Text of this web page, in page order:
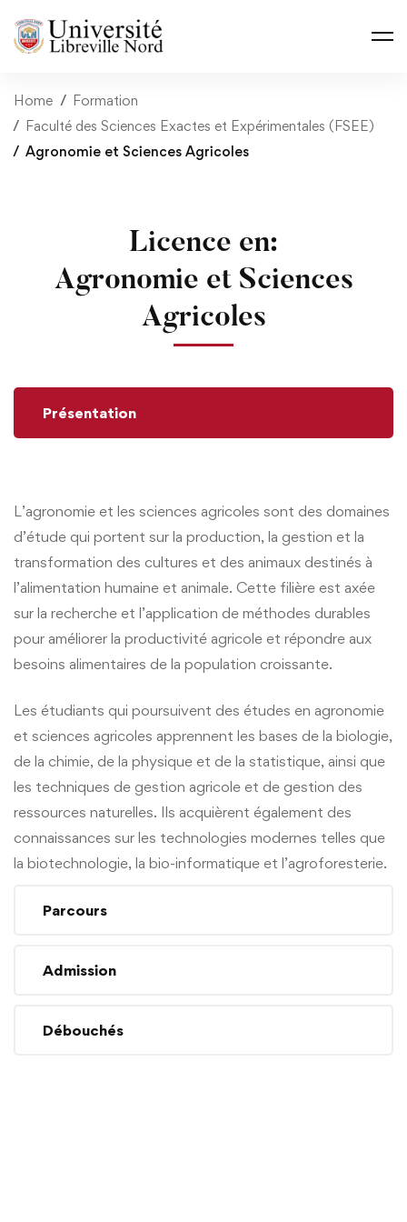
Home
Formation
Faculté des Sciences Exactes et Expérimentales (FSEE)
Agronomie et Sciences Agricoles
Licence en:
Agronomie et Sciences
Agricoles
Présentation
L’agronomie et les sciences agricoles sont des domaines
d’étude qui portent sur la production, la gestion et la
transformation des cultures et des animaux destinés à
l’alimentation humaine et animale. Cette filière est axée
sur la recherche et l’application de méthodes durables
pour améliorer la productivité agricole et répondre aux
besoins alimentaires de la population croissante.
Les étudiants qui poursuivent des études en agronomie
et sciences agricoles apprennent les bases de la biologie,
de la chimie, de la physique et de la statistique, ainsi que
les techniques de gestion agricole et de gestion des
ressources naturelles. Ils acquièrent également des
connaissances sur les technologies modernes telles que
la biotechnologie, la bio-informatique et l’agroforesterie.
Parcours
Admission
Débouchés